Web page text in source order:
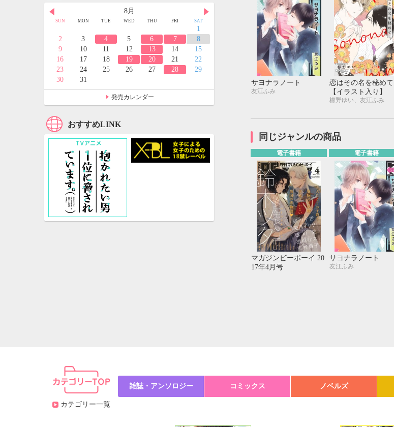
サヨナラノート
友江ふみ
恋はその名を秘めて
【イラスト入り】
櫛野ゆい、友江ふみ
同じジャンルの商品
電子書籍
マガジンビーボーイ 20
17年4月号
電子書籍
サヨナラノート
友江ふみ
8月
SUN MON TUE WED THU FRI SAT
1
2
3 4 5 6 7
8
9
10 11 12 13 14
15
16
17 18 19 20 21
22
23
24 25 26 27 28
29
30
31
9月
TUE WED THU FRI SAT
1 2 4
8 9 10 11
12
15 16 18
19
22 23 24 25
26
29 30
発売カレンダー
おすすめLINK
カテゴリー一覧
雑誌・アンソロジー コミックス ノベルズ